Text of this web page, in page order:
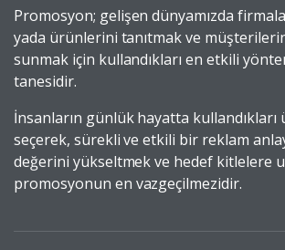
Promosyon; gelişen dünyamızda
yada ürünlerini tanıtmak ve
sunmak için kullandıkları en etkili
tanesidir.
İnsanların günlük hayatta
seçerek, sürekli ve etkili bir reklam
değerini yükseltmek ve hedef kitlelere
promosyonun en vazgeçilmezidir.